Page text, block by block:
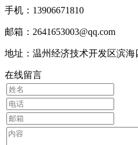
手机：13906671810
邮箱：2641653003@qq.com
地址：温州经济技术开发区滨海
在线留言